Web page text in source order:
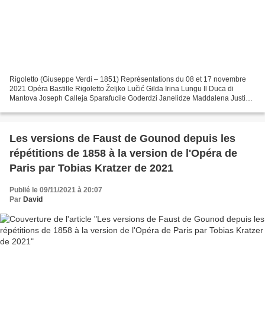
Rigoletto (Giuseppe Verdi – 1851) Représentations du 08 et 17 novembre
2021 Opéra Bastille Rigoletto Željko Lučić Gilda Irina Lungu Il Duca di
Mantova Joseph Calleja Sparafucile Goderdzi Janelidze Maddalena Justina
Les versions de Faust de Gounod depuis les
répétitions de 1858 à la version de l'Opéra de
Paris par Tobias Kratzer de 2021
Publié le 09/11/2021 à 20:07
Par David